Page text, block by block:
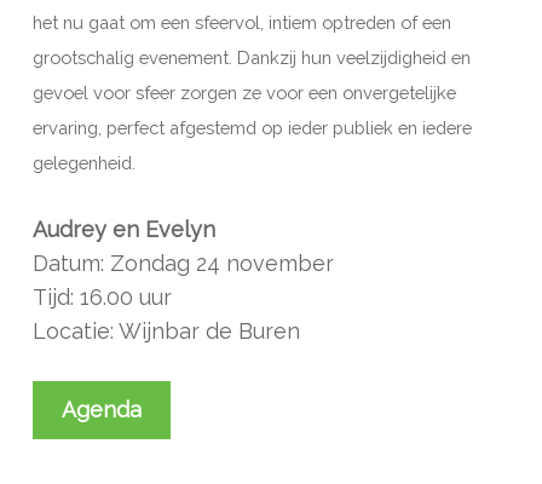
het nu gaat om een sfeervol, intiem optreden of een
grootschalig evenement. Dankzij hun veelzijdigheid en
gevoel voor sfeer zorgen ze voor een onvergetelijke
ervaring, perfect afgestemd op ieder publiek en iedere
gelegenheid.
Audrey en Evelyn
Datum: Zondag 24 november
Tijd: 16.00 uur
Locatie: Wijnbar de Buren
Agenda